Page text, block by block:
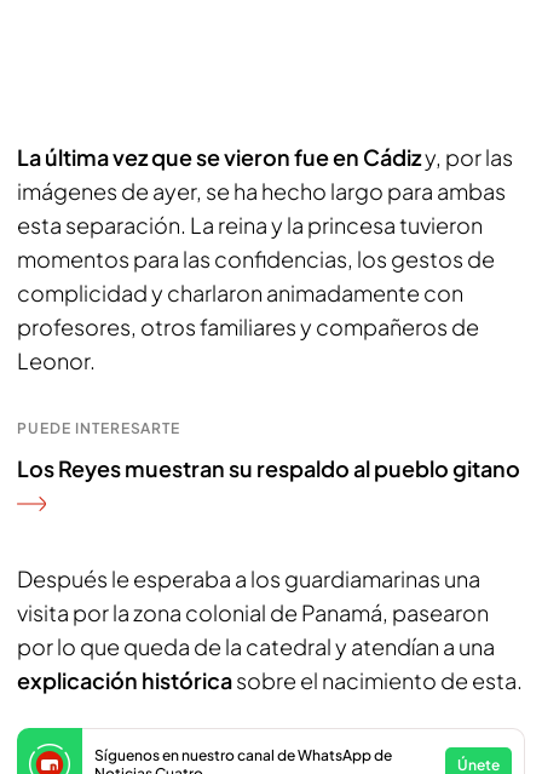
La última vez que se vieron fue en Cádizy, por las
imágenes de ayer, se ha hecho largo para ambas
esta separación. La reina y la princesa tuvieron
momentos para las confidencias, los gestos de
complicidad y charlaron animadamente con
profesores, otros familiares y compañeros de
Leonor.
PUEDE INTERESARTE
Los Reyes muestran su respaldo al pueblo gitano
Después le esperaba a los guardiamarinas una
visita por la zona colonial de Panamá, pasearon
por lo que queda de la catedral y atendían a una
explicación históricasobre el nacimiento de esta.
Síguenos en nuestro canal de WhatsApp de
Únete